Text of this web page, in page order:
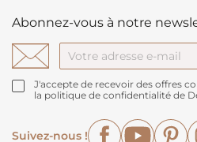
Abonnez-vous à notre
J'accepte de recevoir des offres
la politique de confidentialité de
Suivez-nous !
Facebook